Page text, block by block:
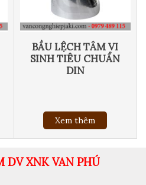
BẦU LỆCH TÂM VI
SINH TIÊU CHUẨN
DIN
Xem thêm
DV XNK VAN PHÚ